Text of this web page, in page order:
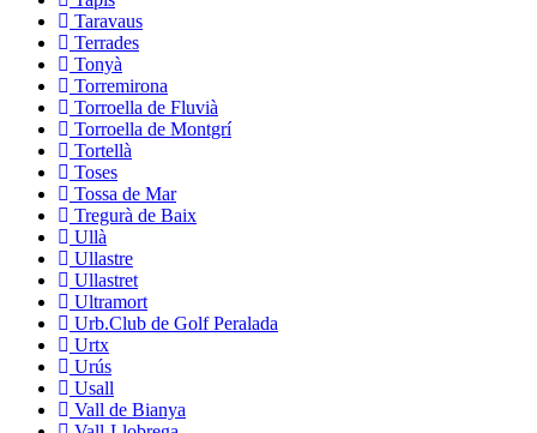
Taravaus
Terrades
Tonyà
Torremirona
Torroella de Fluvià
Torroella de Montgrí
Tortellà
Toses
Tossa de Mar
Tregurà de Baix
Ullà
Ullastre
Ullastret
Ultramort
Urb.Club de Golf Peralada
Urtx
Urús
Usall
Vall de Bianya